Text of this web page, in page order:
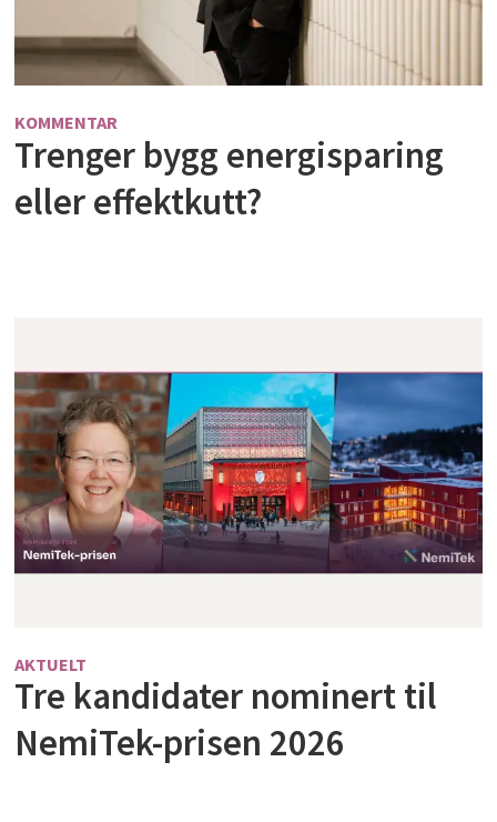
KOMMENTAR
Trenger bygg energisparing
eller effektkutt?
AKTUELT
Tre kandidater nominert til
NemiTek-prisen 2026